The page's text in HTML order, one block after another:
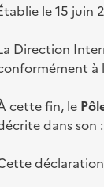
le 15 juin
Direction
à
cette fin, le
dans son :